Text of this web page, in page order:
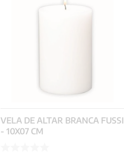
VELA DE ALTAR BRANCA FUSSI
- 10X07 CM